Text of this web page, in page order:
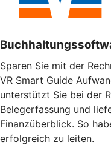
Sparen Sie mit der
VR Smart Guide
unterstützt Sie bei der
Belegerfassung und
Finanzüberblick. So
erfolgreich zu leiten.